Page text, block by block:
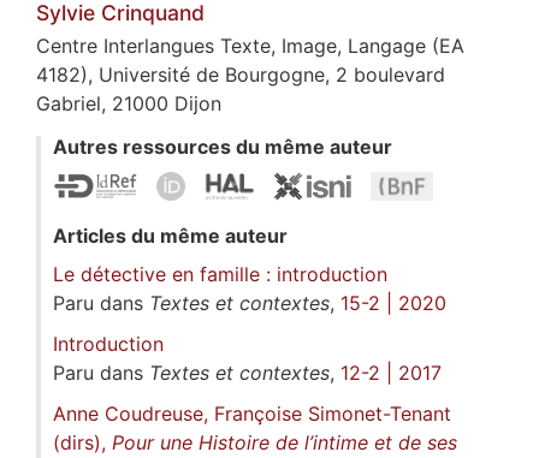
Sylvie Crinquand
Centre Interlangues Texte, Image, Langage (EA
4182), Université de Bourgogne, 2 boulevard
Gabriel, 21000 Dijon
Autres ressources du même auteur
Articles du même auteur
Le détective en famille : introduction
Paru dans Textes et contextes, 15-2 | 2020
Introduction
Paru dans Textes et contextes, 12-2 | 2017
Anne Coudreuse, Françoise Simonet-Tenant
(dirs), Pour une Histoire de l’intime et de ses